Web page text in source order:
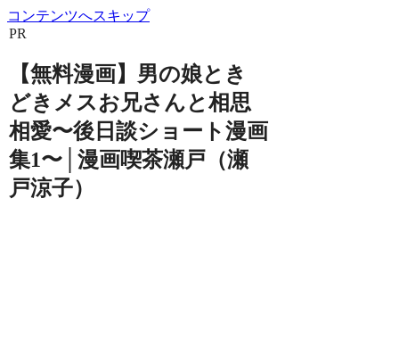
コンテンツへスキップ
PR
【無料漫画】男の娘とき
どきメスお兄さんと相思
相愛〜後日談ショート漫画
集1〜│漫画喫茶瀬戸（瀬
戸涼子）